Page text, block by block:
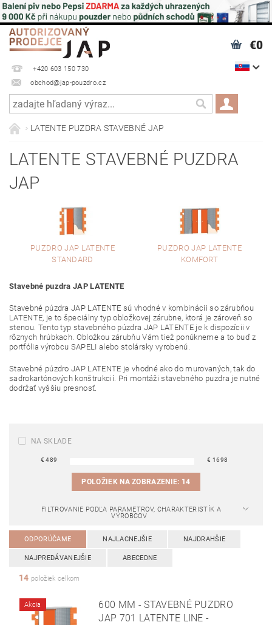
+420 603 150 730
obchod@jap-pouzdro.cz
€0
LATENTE PUZDRA STAVEBNÉ JAP
LATENTE STAVEBNÉ PUZDRA
JAP
PUZDRO JAP LATENTE
STANDARD
PUZDRO JAP LATENTE
KOMFORT
Stavebné puzdra JAP LATENTE
Stavebné púzdra JAP LATENTE sú vhodné v kombinácii so zárubňou
LATENTE, je to špeciálny typ obložkovej zárubne, ktorá je zároveň so
stenou. Tento typ stavebného púzdra JAP LATENTE je k dispozícii v
rôznych hrúbkach. Obložkou zárubňu Vám tiež ponúkneme a to buď z
portfólia výrobcu SAPELI alebo stolársky vyrobenú.
Stavebné púzdro JAP LATENTE je vhodné ako do murovaných, tak do
sadrokartónových konštrukcií. Pri montáži stavebného puzdra je nutné
dodržať vyššiu presnosť.
NA SKLADE
€489 € 1698
POLOŽIEK NA ZOBRAZENIE: 14
FILTROVANIE PODĽA PARAMETROV, CHARAKTERISTÍK A
VÝROBCOV
ODPORÚČAME NAJLACNEJŠIE NAJDRAHŠIE
NAJPREDÁVANEJŠIE ABECEDNE
14 položiek celkom
Akcia
600 MM - STAVEBNÉ PUZDRO
JAP 701 LATENTE LINE -